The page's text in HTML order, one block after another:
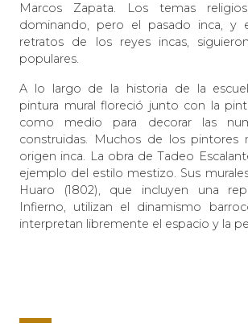
Marcos Zapata. Los temas
dominando, pero el pasado inca, y
retratos de los reyes incas,
populares.
A lo largo de la historia de la
pintura mural floreció junto con la
como medio para decorar las
construidas. Muchos de los pintores
origen inca. La obra de Tadeo
ejemplo del estilo mestizo. Sus
Huaro (1802), que incluyen una
Infierno, utilizan el dinamismo
interpretan libremente el espacio y la